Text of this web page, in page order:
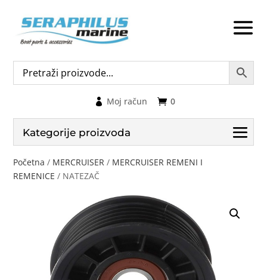
0
Moj račun
Kategorije proizvoda
Početna / MERCRUISER / MERCRUISER REMENI I
REMENICE / NATEZAČ